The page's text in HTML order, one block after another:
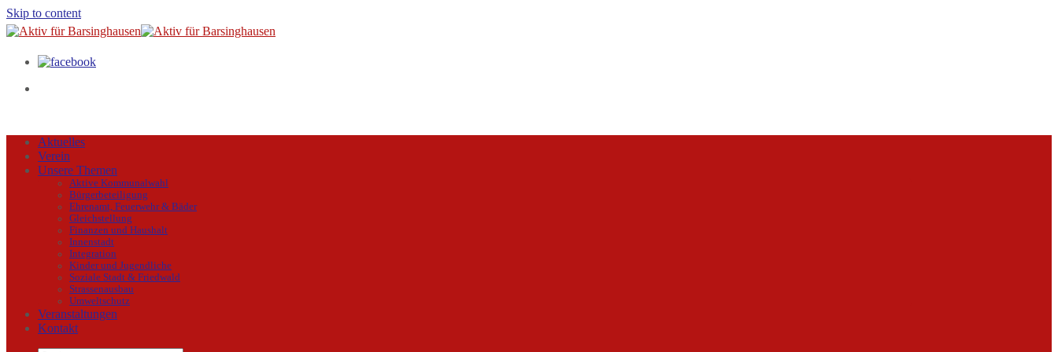
Skip to content
Aktuelles
Verein
Unsere Themen
Aktive Kommunalwahl
Bürgerbeteiligung
Ehrenamt, Feuerwehr & Bäder
Gleichstellung
Finanzen und Haushalt
Innenstadt
Integration
Kinder und Jugendliche
Soziale Stadt & Friedwald
Strassenausbau
Umweltschutz
Veranstaltungen
Kontakt